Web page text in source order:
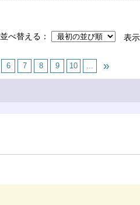
並べ替える
表
6 7 8 9 10 ...